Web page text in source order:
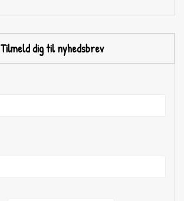
Tilmeld dig til nyhedsbrev